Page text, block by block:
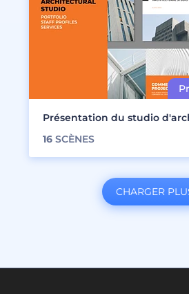
Présentation du studio
16 SCÈNES
CHARGER